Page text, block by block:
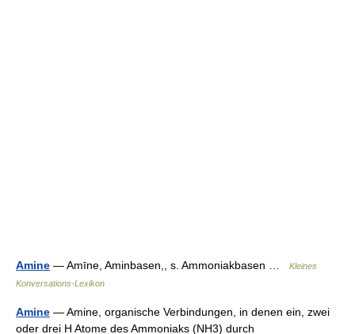
Amine — Amīne, Aminbasen,, s. Ammoniakbasen …
Kleines
Konversations-Lexikon
Amine — Amine, organische Verbindungen, in denen ein, zwei
oder drei H Atome des Ammoniaks (NH3) durch